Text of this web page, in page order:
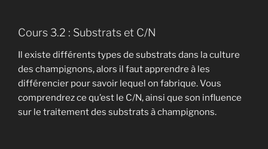
Cours 3.2 : Substrats et C/N
Il existe différents types de substrats dans la culture
des champignons, alors il faut apprendre à les
différencier pour savoir lequel on fabrique. Vous
comprendrez ce qu’est le C/N, ainsi que son influence
sur le traitement des substrats à champignons.